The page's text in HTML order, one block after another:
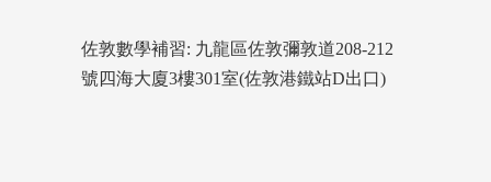
佐敦數學補習: 九龍區佐敦彌敦道208-212
號四海大廈3樓301室(佐敦港鐵站D出口)